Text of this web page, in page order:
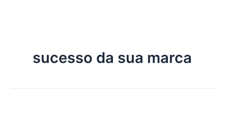
sucesso da sua marca